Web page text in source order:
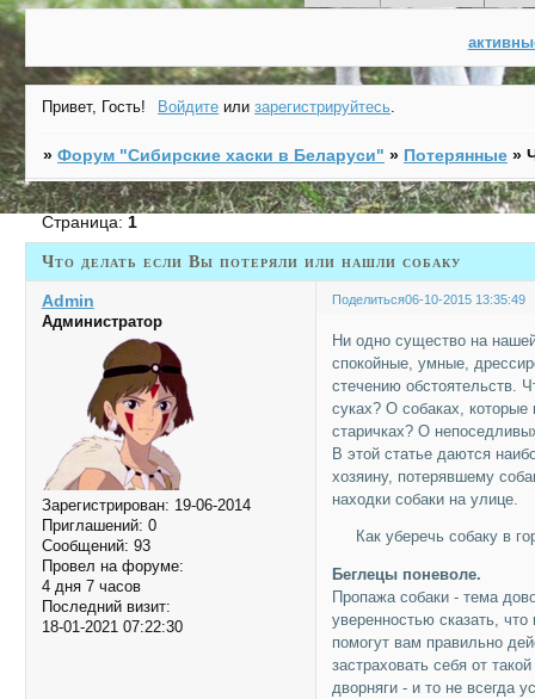
Привет, Гость! Войдите илизарегистрируйтесь.
»Форум "Cибирские хаски в Беларуси" » Потерянные »
Что делать если Вы потеряли или нашли собаку
Страница: 1
Поделиться06-10-2015 13:35:49
Admin
Администратор
Зарегистрирован: 19-06-2014
Приглашений: 0
Сообщений: 93
Провел на форуме:
4 дня 7 часов
Последний визит:
18-01-2021 07:22:30
Ни одно существо на
спокойные, умные,
стечению обстоятельств.
суках? О собаках,
старичках? О
В этой статье даются
хозяину, потерявшему
находки собаки на улице.
Как уберечь собаку в
Беглецы поневоле.
Пропажа собаки - тема
уверенностью сказать,
помогут вам правильно
застраховать себя от
дворняги - и то не всегда